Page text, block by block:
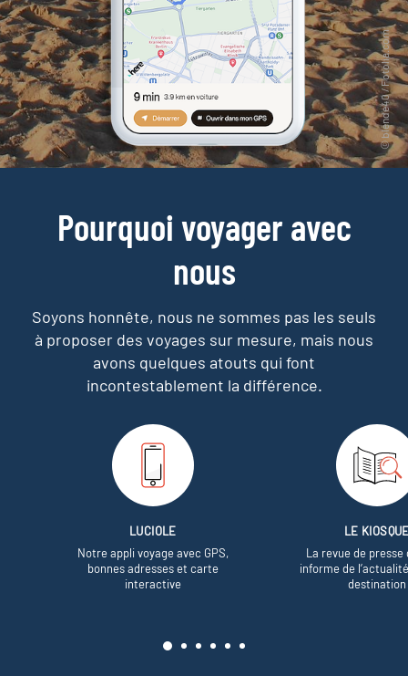
Pourquoi voyager avec
nous
Soyons honnête, nous ne sommes pas les seuls
à proposer des voyages sur mesure, mais nous
avons quelques atouts qui font
incontestablement la différence.
LUCIOLE
Notre appli voyage avec GPS,
bonnes adresses et carte
interactive
LE
La revue de presse
informe de
destination